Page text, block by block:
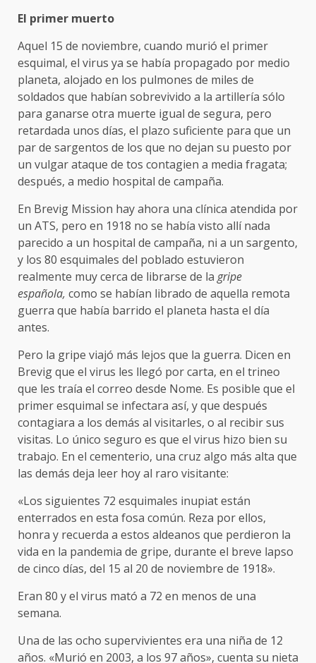
El primer muerto
Aquel 15 de noviembre, cuando murió el primer
esquimal, el virus ya se había propagado por medio
planeta, alojado en los pulmones de miles de
soldados que habían sobrevivido a la artillería sólo
para ganarse otra muerte igual de segura, pero
retardada unos días, el plazo suficiente para que un
par de sargentos de los que no dejan su puesto por
un vulgar ataque de tos contagien a media fragata;
después, a medio hospital de campaña.
En Brevig Mission hay ahora una clínica atendida por
un ATS, pero en 1918 no se había visto allí nada
parecido a un hospital de campaña, ni a un sargento,
y los 80 esquimales del poblado estuvieron
realmente muy cerca de librarse de la gripe
española, como se habían librado de aquella remota
guerra que había barrido el planeta hasta el día
antes.
Pero la gripe viajó más lejos que la guerra. Dicen en
Brevig que el virus les llegó por carta, en el trineo
que les traía el correo desde Nome. Es posible que el
primer esquimal se infectara así, y que después
contagiara a los demás al visitarles, o al recibir sus
visitas. Lo único seguro es que el virus hizo bien su
trabajo. En el cementerio, una cruz algo más alta que
las demás deja leer hoy al raro visitante:
«Los siguientes 72 esquimales inupiat están
enterrados en esta fosa común. Reza por ellos,
honra y recuerda a estos aldeanos que perdieron la
vida en la pandemia de gripe, durante el breve lapso
de cinco días, del 15 al 20 de noviembre de 1918».
Eran 80 y el virus mató a 72 en menos de una
semana.
Una de las ocho supervivientes era una niña de 12
años. «Murió en 2003, a los 97 años», cuenta su nieta